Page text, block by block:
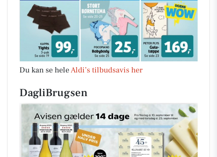
Du kan se heleAldi’s tilbudsavis her
DagliBrugsen